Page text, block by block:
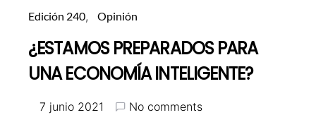
Edición 240 Opinión
¿ESTAMOS PREPARADOS PARA
UNA ECONOMÍA INTELIGENTE?
7 junio 2021
No comments